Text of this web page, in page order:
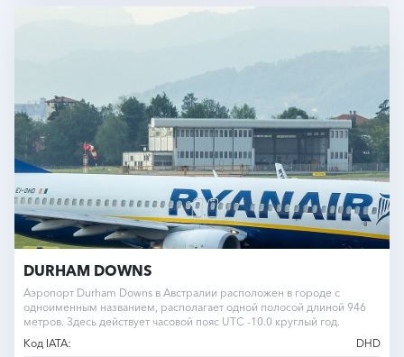
DURHAM DOWNS
Аэропорт Durham Downs в Австралии расположен в городе с
одноименным названием, располагает одной полосой длиной 946
метров. Здесь действует часовой пояс UTC -10.0 круглый год.
Код IATA:
DHD